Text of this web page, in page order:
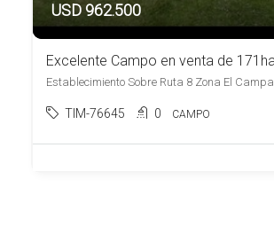
USD 962.500
TIM-76645 0 CAMPO